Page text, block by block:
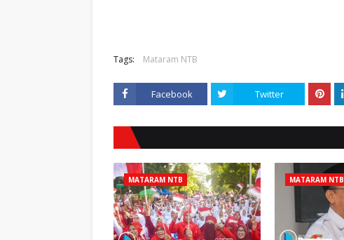
Tags: Mataram NTB
Facebook Twitter
MATARAM NTB MATARAM NTB